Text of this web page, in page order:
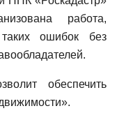
работа,
ошибок без
обеспечить